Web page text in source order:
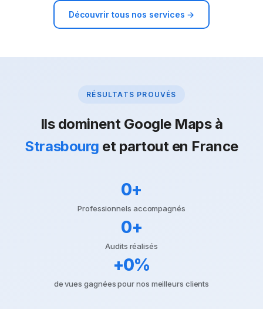
Découvrir tous nos services →
RÉSULTATS PROUVÉS
Ils dominent Google Maps à
Strasbourg et partout en France
0+
Professionnels accompagnés
0+
Audits réalisés
+0%
de vues gagnées pour nos meilleurs clients